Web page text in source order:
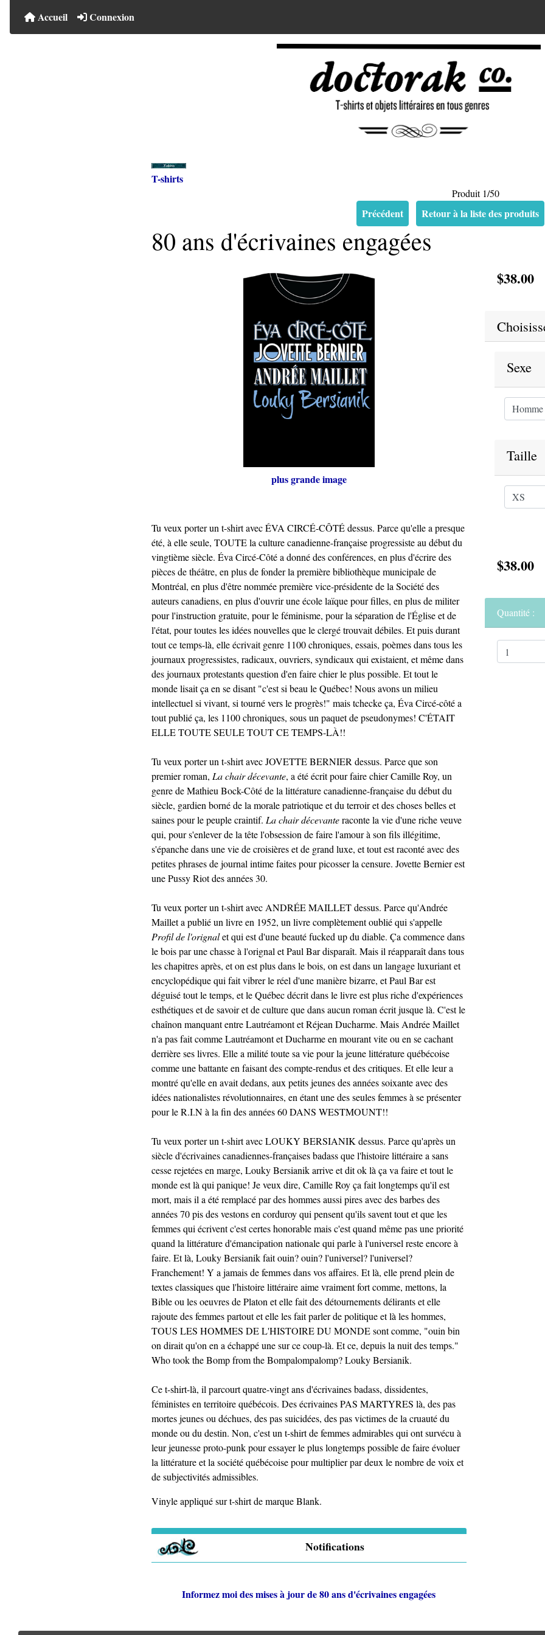
Accueil Connexion
T-shirts
Produit 1/50
Précédent Retour à la liste des produits
80 ans d'écrivaines engagées
plus grande image
Tu veux porter un t-shirt avec ÉVA CIRCÉ-CÔTÉ dessus. Parce qu'elle a presque
été, à elle seule, TOUTE la culture canadienne-française progressiste au début du
vingtième siècle. Éva Circé-Côté a donné des conférences, en plus d'écrire des
pièces de théâtre, en plus de fonder la première bibliothèque municipale de
Montréal, en plus d'être nommée première vice-présidente de la Société des
auteurs canadiens, en plus d'ouvrir une école laïque pour filles, en plus de militer
pour l'instruction gratuite, pour le féminisme, pour la séparation de l'Église et de
l'état, pour toutes les idées nouvelles que le clergé trouvait débiles. Et puis durant
tout ce temps-là, elle écrivait genre 1100 chroniques, essais, poèmes dans tous les
journaux progressistes, radicaux, ouvriers, syndicaux qui existaient, et même dans
des journaux protestants question d'en faire chier le plus possible. Et tout le
monde lisait ça en se disant "c'est si beau le Québec! Nous avons un milieu
intellectuel si vivant, si tourné vers le progrès!" mais tchecke ça, Éva Circé-côté a
tout publié ça, les 1100 chroniques, sous un paquet de pseudonymes! C'ÉTAIT
ELLE TOUTE SEULE TOUT CE TEMPS-LÀ!!
Tu veux porter un t-shirt avec JOVETTE BERNIER dessus. Parce que son
premier roman, La chair décevante, a été écrit pour faire chier Camille Roy, un
genre de Mathieu Bock-Côté de la littérature canadienne-française du début du
siècle, gardien borné de la morale patriotique et du terroir et des choses belles et
saines pour le peuple craintif. La chair décevanteraconte la vie d'une riche veuve
qui, pour s'enlever de la tête l'obsession de faire l'amour à son fils illégitime,
s'épanche dans une vie de croisières et de grand luxe, et tout est raconté avec des
petites phrases de journal intime faites pour picosser la censure. Jovette Bernier est
une Pussy Riot des années 30.
Tu veux porter un t-shirt avec ANDRÉE MAILLET dessus. Parce qu'Andrée
Maillet a publié un livre en 1952, un livre complètement oublié qui s'appelle
Profil de l'orignalet qui est d'une beauté fucked up du diable. Ça commence dans
le bois par une chasse à l'orignal et Paul Bar disparaît. Mais il réapparaît dans tous
les chapitres après, et on est plus dans le bois, on est dans un langage luxuriant et
encyclopédique qui fait vibrer le réel d'une manière bizarre, et Paul Bar est
déguisé tout le temps, et le Québec décrit dans le livre est plus riche d'expériences
esthétiques et de savoir et de culture que dans aucun roman écrit jusque là. C'est le
chaînon manquant entre Lautréamont et Réjean Ducharme. Mais Andrée Maillet
n'a pas fait comme Lautréamont et Ducharme en mourant vite ou en se cachant
derrière ses livres. Elle a milité toute sa vie pour la jeune littérature québécoise
comme une battante en faisant des compte-rendus et des critiques. Et elle leur a
montré qu'elle en avait dedans, aux petits jeunes des années soixante avec des
idées nationalistes révolutionnaires, en étant une des seules femmes à se présenter
pour le R.I.N à la fin des années 60 DANS WESTMOUNT!!
Tu veux porter un t-shirt avec LOUKY BERSIANIK dessus. Parce qu'après un
siècle d'écrivaines canadiennes-françaises badass que l'histoire littéraire a sans
cesse rejetées en marge, Louky Bersianik arrive et dit ok là ça va faire et tout le
monde est là qui panique! Je veux dire, Camille Roy ça fait longtemps qu'il est
mort, mais il a été remplacé par des hommes aussi pires avec des barbes des
années 70 pis des vestons en corduroy qui pensent qu'ils savent tout et que les
femmes qui écrivent c'est certes honorable mais c'est quand même pas une priorité
quand la littérature d'émancipation nationale qui parle à l'universel reste encore à
faire. Et là, Louky Bersianik fait ouin? ouin? l'universel? l'universel?
Franchement! Y a jamais de femmes dans vos affaires. Et là, elle prend plein de
textes classiques que l'histoire littéraire aime vraiment fort comme, mettons, la
Bible ou les oeuvres de Platon et elle fait des détournements délirants et elle
rajoute des femmes partout et elle les fait parler de politique et là les hommes,
TOUS LES HOMMES DE L'HISTOIRE DU MONDE sont comme, "ouin bin
on dirait qu'on en a échappé une sur ce coup-là. Et ce, depuis la nuit des temps."
Who took the Bomp from the Bompalompalomp? Louky Bersianik.
Ce t-shirt-là, il parcourt quatre-vingt ans d'écrivaines badass, dissidentes,
féministes en territoire québécois. Des écrivaines PAS MARTYRES là, des pas
mortes jeunes ou déchues, des pas suicidées, des pas victimes de la cruauté du
monde ou du destin. Non, c'est un t-shirt de femmes admirables qui ont survécu à
leur jeunesse proto-punk pour essayer le plus longtemps possible de faire évoluer
la littérature et la société québécoise pour multiplier par deux le nombre de voix et
de subjectivités admissibles.
Vinyle appliqué sur t-shirt de marque Blank.
$38.00
Sexe
Taille
$38.00
Quantité :
Notifications
Informez moi des mises à jour de80 ans d'écrivaines engagées